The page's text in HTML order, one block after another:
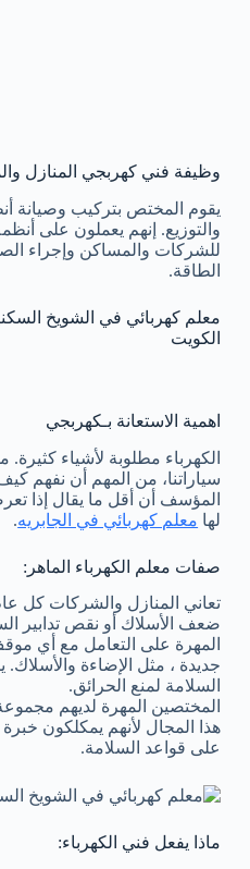
وظيفة فني كهربجي المنازل
يقوم المختص بتركيب وصيانة
والتوزيع. إنهم يعملون على
للشركات والمساكن وإجراء
الطاقة.
معلم كهربائي في الشويخ
الكويت
اهمية الاستعانة بـكهربجي
الكهرباء مطلوبة لأشياء
سياراتنا، من المهم أن نفهم
المؤسف أن أقل ما يقال إذا
لها معلم كهربائي في الجابريه.
صفات معلم الكهرباء الماهر:
تعاني المنازل والشركات كل
ضعف الأسلاك أو نقص تدابير
المهرة على التعامل مع أي
جديدة ، مثل الإضاءة والأسلاك.
السلامة لمنع الحرائق.
المختصين المهرة لديهم
هذا المجال لأنهم يمكلكون
على قواعد السلامة.
ماذا يفعل فني الكهرباء: